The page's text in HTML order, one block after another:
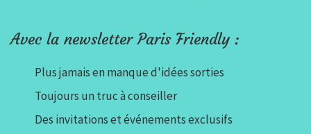
Avec la newsletter Paris Friendly :
Plus jamais en manque d'idées sorties
Toujours un truc à conseiller
Des invitations et événements exclusifs